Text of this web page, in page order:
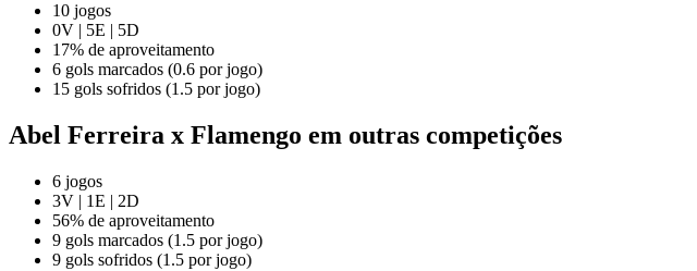
10 jogos
0V | 5E | 5D
17% de aproveitamento
6 gols marcados (0.6 por jogo)
15 gols sofridos (1.5 por jogo)
Abel Ferreira x Flamengo em outras competições
6 jogos
3V | 1E | 2D
56% de aproveitamento
9 gols marcados (1.5 por jogo)
9 gols sofridos (1.5 por jogo)